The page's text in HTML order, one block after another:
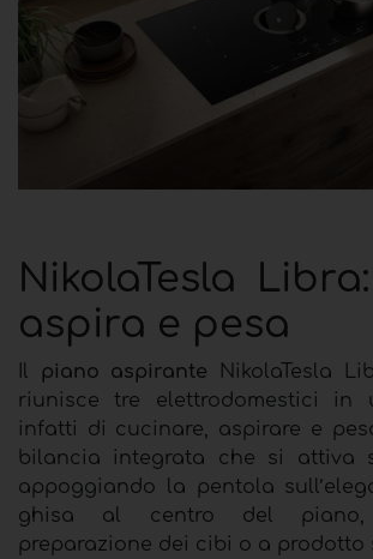
NikolaTesla
aspira e pesa
Il piano aspirante
NikolaTesla
riunisce tre elettrodomestici in
infatti di cucinare, aspirare e
bilancia integrata che si attiva
appoggiando la pentola
ghisa al centro del
preparazione dei cibi o a prodotto